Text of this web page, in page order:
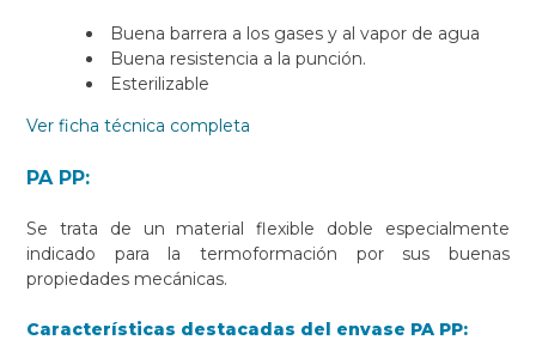
Buena barrera a los gases y al vapor de agua
Buena resistencia a la punción.
Esterilizable
Ver ficha técnica completa
PA PP:
Se trata de un material flexible doble especialmente
indicado para la termoformación por sus buenas
propiedades mecánicas.
Características destacadas del envase PA PP: